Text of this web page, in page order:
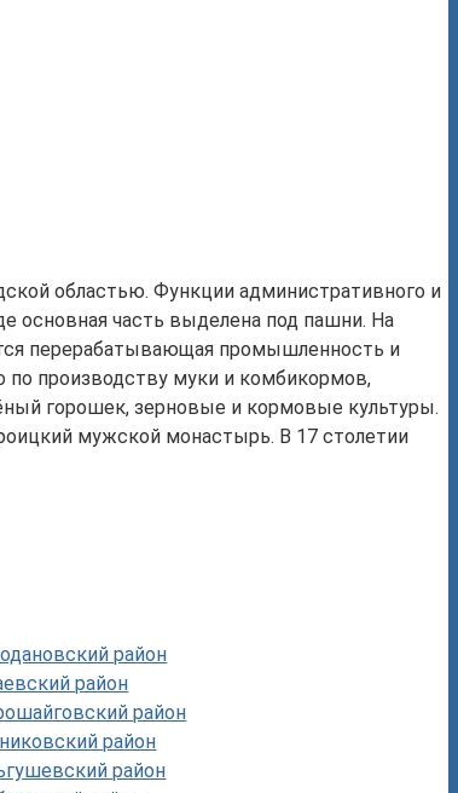
областью. Функции административного и
основная часть выделена под пашни. На
перерабатывающая промышленность и
по производству муки и комбикормов,
горошек, зерновые и кормовые культуры.
мужской монастырь. В 17 столетии
район
район
район
район
район